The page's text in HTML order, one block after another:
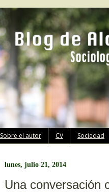
Sobre el autor CV Sociedad
lunes, julio 21, 2014
Una conversación